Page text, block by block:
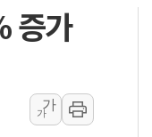
장동혁 "집값 올려놓고 국
[속보] '해병 순직 책임' 임
경찰, '강북구 오피스텔 살
"취약계층에 더 가혹한
증가
가
가